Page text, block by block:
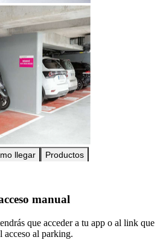
llegar Productos
manual
que acceder a tu app o al link que
acceso al parking.